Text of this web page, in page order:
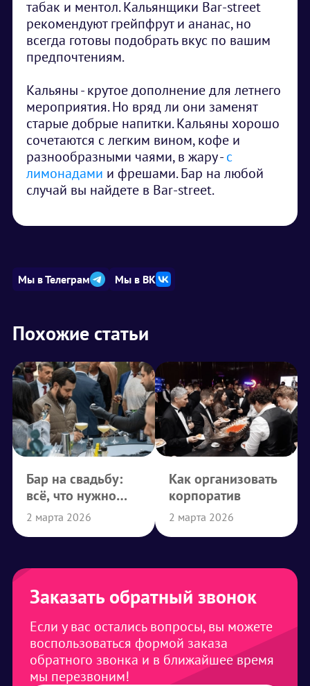
табак и ментол. Кальянщики Bar-street
рекомендуют грейпфрут и ананас, но
всегда готовы подобрать вкус по вашим
предпочтениям.
Кальяны - крутое дополнение для летнего
мероприятия. Но вряд ли они заменят
старые добрые напитки. Кальяны хорошо
сочетаются с легким вином, кофе и
разнообразными чаями, в жару -с
лимонадами и фрешами. Бар на любой
случай вы найдете в Bar-street.
Мы в Телеграм Мы в ВК
Похожие статьи
Бар на свадьбу:
всё, что нужно
знать
2 марта 2026
Как организовать
корпоратив
2 марта 2026
Заказать обратный звонок
Если у вас остались вопросы, вы можете
воспользоваться формой заказа
обратного звонка и в ближайшее время
мы перезвоним!